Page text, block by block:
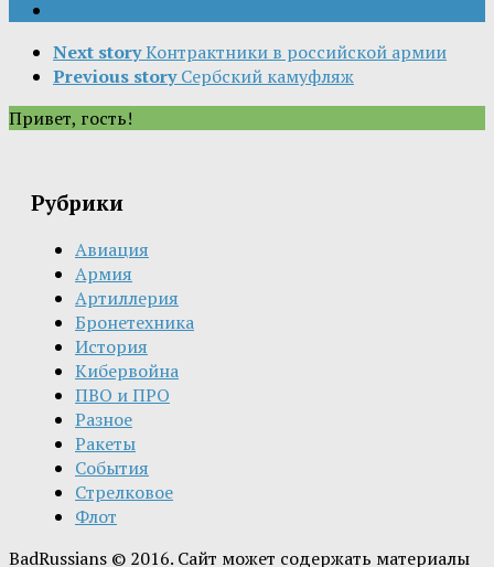
Next storyКонтрактники в российской армии
Previous story Сербский камуфляж
Привет, гость!
Рубрики
Авиация
Армия
Артиллерия
Бронетехника
История
Кибервойна
ПВО и ПРО
Разное
Ракеты
События
Стрелковое
Флот
BadRussians © 2016. Сайт может содержать материалы